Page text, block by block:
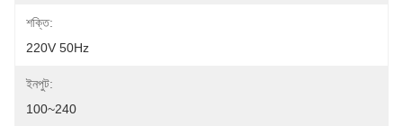
শক্তি:
220V 50Hz
ইনপুট:
100~240